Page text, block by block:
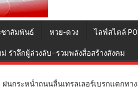
ชาสัมพันธ์ หวย-ดวง ไลฟ์สไตล์
ำลึกผู้ล่วงลับ–รวมพลังสื่อสร้างสังคม
ฝนกระหน่ำถนนลื่นเทรลเลอร์เบรกแตกทาง